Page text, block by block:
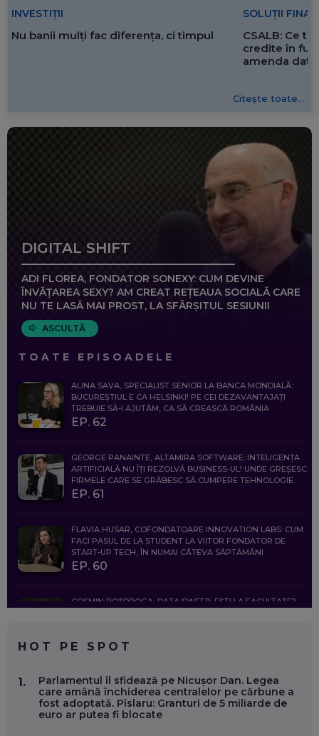
INVESTIȚII
Nu banii mulți fac diferența, ci timpul
SOLUȚII
CSALB: Ce
credite în
amenda
Citește toate...
DIGITAL SHIFT
ADI FLOREA, FONDATOR SONEXY: CUM DEVINE
ÎNVĂȚAREA SEXY? AM CREAT REȚEAUA SOCIALĂ CARE
NU TE LASĂ MAI PROST, LA SFÂRȘITUL SESIUNII
ASCULTĂ
TOATE EPISOADELE
ALINA SAVA, SPECIALIST SENIOR LA BANCA MONDIALĂ:
BUCUREȘTIUL E CA HELSINKI! PE CEI DEZAVANTAJAȚI
TREBUIE SĂ-I AJUTĂM, CA SĂ CREASCĂ ROMÂNIA
EP. 62
GEORGE PANAINTE, ALTAMIRA SOFTWARE: INTELIGENȚA
ARTIFICIALĂ NU ÎȚI REZOLVĂ BUSINESS-UL! UNDE GREȘESC
FIRMELE CARE SE GRĂBESC SĂ CUMPERE TEHNOLOGIE
EP. 61
FLAVIA HUSAR, COFONDATOARE INNOVATION LABS: CUM
FACI PASUL DE LA STUDENT LA VIITOR FONDATOR DE
START-UP TECH, ÎN NUMAI CÂTEVA SĂPTĂMÂNI
EP. 60
COSMIN BOȚOROGA, DATA SWEEP: EȘTI LA FACULTATE?
FOLOSEȘTI TEHNOLOGIA CA SĂ FII MAI BUN LA JOB. ȘI CUM
SE VA SCHIMBA MUNCA, ÎN URMĂTORII ANI
EP. 58
HOT PE SPOT
1.
Parlamentul îl sfidează pe Nicușor Dan. Legea
care amână închiderea centralelor pe cărbune a
fost adoptată. Pîslaru: Granturi de 5 miliarde de
euro ar putea fi blocate